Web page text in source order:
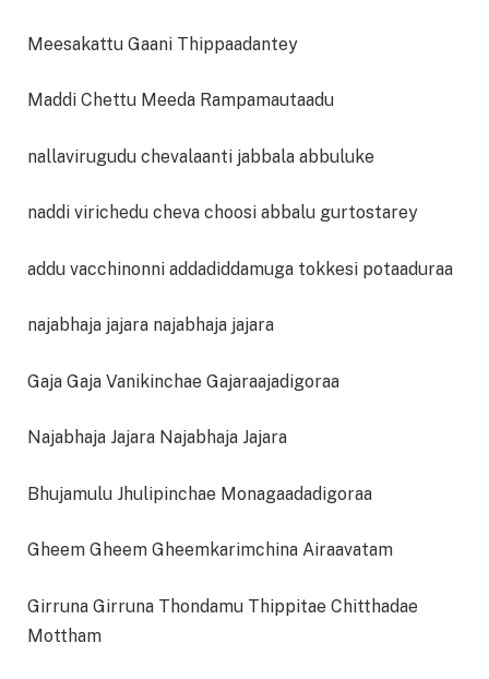
Meesakattu Gaani Thippaadantey
Maddi Chettu Meeda Rampamautaadu
nallavirugudu chevalaanti jabbala abbuluke
naddi virichedu cheva choosi abbalu gurtostarey
addu vacchinonni addadiddamuga tokkesi potaaduraa
najabhaja jajara najabhaja jajara
Gaja Gaja Vanikinchae Gajaraajadigoraa
Najabhaja Jajara Najabhaja Jajara
Bhujamulu Jhulipinchae Monagaadadigoraa
Gheem Gheem Gheemkarimchina Airaavatam
Girruna Girruna Thondamu Thippitae Chitthadae
Mottham